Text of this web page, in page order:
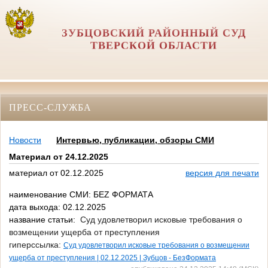
ЗУБЦОВСКИЙ РАЙОННЫЙ СУД
ТВЕРСКОЙ ОБЛАСТИ
ПРЕСС-СЛУЖБА
Новости
Интервью, публикации, обзоры СМИ
Материал от 24.12.2025
материал от 02.12.2025
версия для печати
наименование СМИ: БЕZ ФОРМАТА
дата выхода: 02.12.2025
название статьи: Суд удовлетворил исковые требования о
возмещении ущерба от преступления
гиперссылка: Суд удовлетворил исковые требования о возмещении
ущерба от преступления | 02.12.2025 | Зубцов - БезФормата